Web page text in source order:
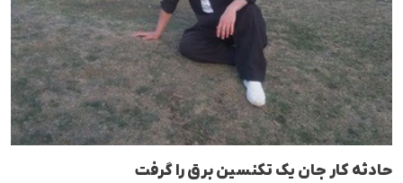
حادثە کار جان یک تکنسین برق را گرفت